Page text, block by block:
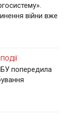
війни вже
ПОДІЇ
попередила